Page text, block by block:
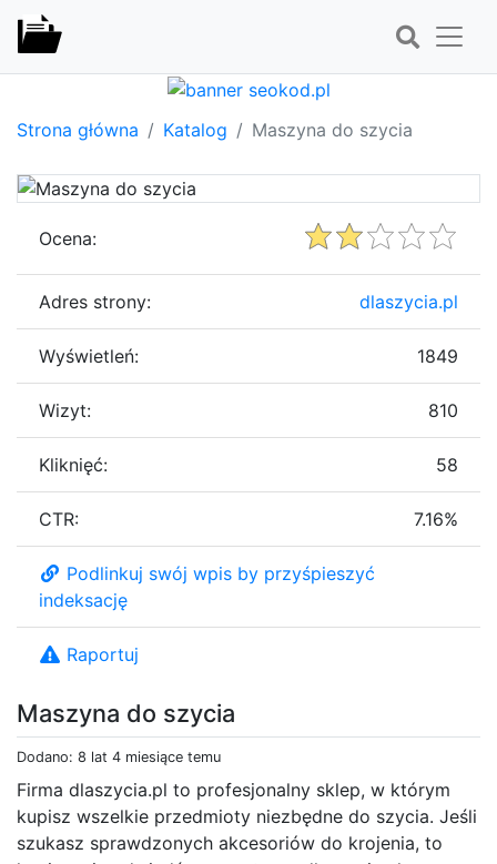
Strona główna Katalog Maszyna do szycia
Maszyna do szycia
Dodano: 8 lat 4 miesiące temu
Firma dlaszycia.pl to profesjonalny sklep, w którym
kupisz wszelkie przedmioty niezbędne do szycia. Jeśli
szukasz sprawdzonych akcesoriów do krojenia, to
Ocena:
Adres strony: dlaszycia.pl
Wyświetleń: 1849
Wizyt: 810
Kliknięć: 58
CTR: 7.16%
Podlinkuj swój wpis by przyśpieszyć
indeksację
Raportuj